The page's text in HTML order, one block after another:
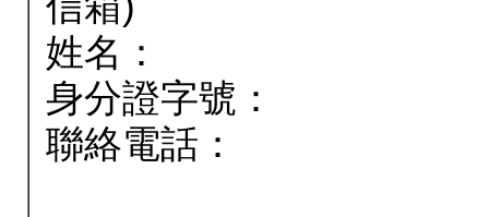
姓名：
身分證字號：
聯絡電話：